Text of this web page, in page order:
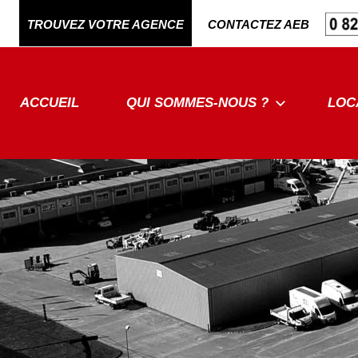
TROUVEZ VOTRE AGENCE CONTACTEZ AEB
ACCUEIL QUI SOMMES-NOUS ?